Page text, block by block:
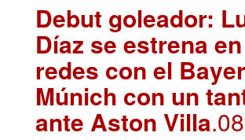
Debut goleador:
Díaz se estrena
redes con el
Múnich con un
ante Aston Villa